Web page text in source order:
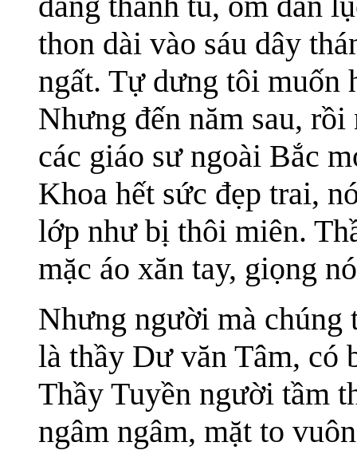
thon dài vào sáu dây
ngất. Tự dưng tôi muốn
Nhưng đến năm sau,
các giáo sư ngoài Bắc
Khoa hết sức đẹp trai,
lớp như bị thôi miên.
mặc áo xăn tay, giọng
Nhưng người mà chúng
là thầy Dư văn Tâm, có
Thầy Tuyền người tầm
ngâm ngâm, mặt to